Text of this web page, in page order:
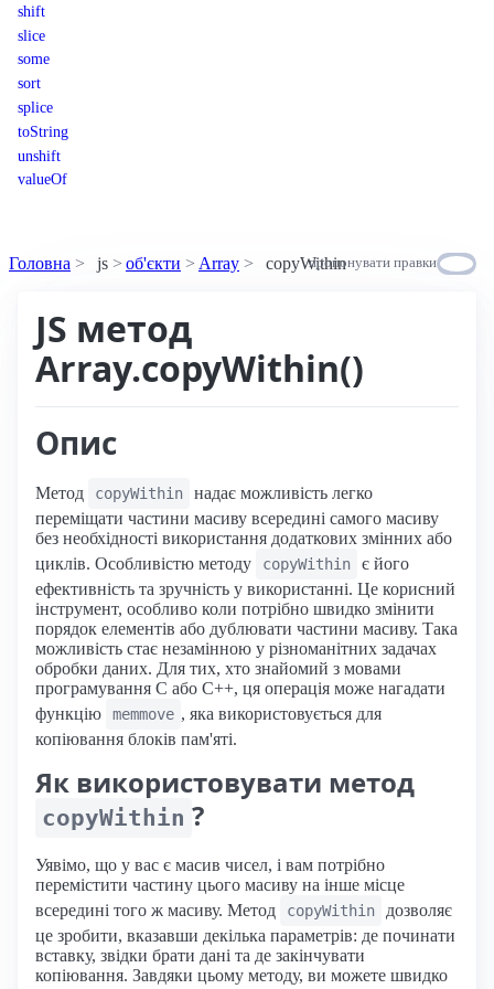
shift
slice
some
sort
splice
toString
unshift
valueOf
Головна js об'єкти Array copyWithinпропонувати правки
JS метод
Array.copyWithin()
Опис
Метод copyWithin
надає можливість легко
переміщати частини масиву всередині самого масиву
без необхідності використання додаткових змінних або
циклів. Особливістю методу
copyWithin
є його
ефективність та зручність у використанні. Це корисний
інструмент, особливо коли потрібно швидко змінити
порядок елементів або дублювати частини масиву. Така
можливість стає незамінною у різноманітних задачах
обробки даних. Для тих, хто знайомий з мовами
програмування C або C++, ця операція може нагадати
функцію
memmove , яка використовується для
копіювання блоків пам'яті.
Як використовувати метод
copyWithin ?
Уявімо, що у вас є масив чисел, і вам потрібно
перемістити частину цього масиву на інше місце
всередині того ж масиву. Метод
copyWithin
дозволяє
це зробити, вказавши декілька параметрів: де починати
вставку, звідки брати дані та де закінчувати
копіювання. Завдяки цьому методу, ви можете швидко